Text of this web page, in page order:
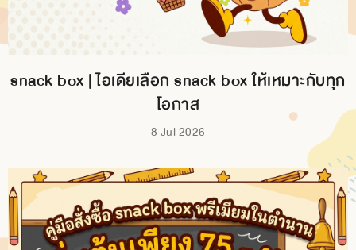
snack box | ไอเดียเลือก snack box ให้เหมาะกับทุก
โอกาส
8 Jul 2026